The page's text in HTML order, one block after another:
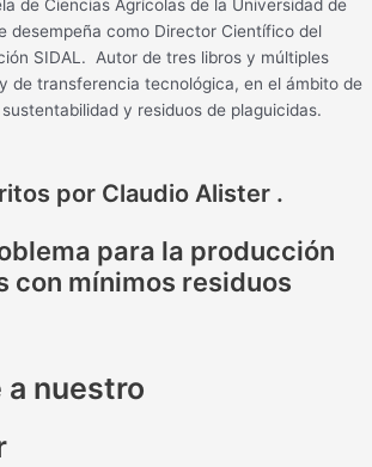
de Ciencias Agrícolas de la Universidad de
desempeña como Director Científico del
SIDAL. Autor de tres libros y múltiples
de transferencia tecnológica, en el ámbito de
y residuos de plaguicidas.
por Claudio Alister .
para la producción
con mínimos residuos
nuestro